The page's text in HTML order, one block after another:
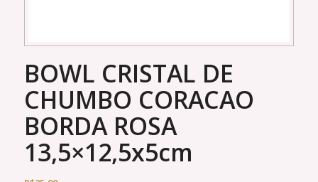
BOWL CRISTAL DE
CHUMBO CORACAO
BORDA ROSA
13,5×12,5x5cm